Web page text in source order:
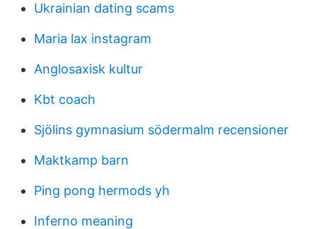
Ukrainian dating scams
Maria lax instagram
Anglosaxisk kultur
Kbt coach
Sjölins gymnasium södermalm recensioner
Maktkamp barn
Ping pong hermods yh
Inferno meaning